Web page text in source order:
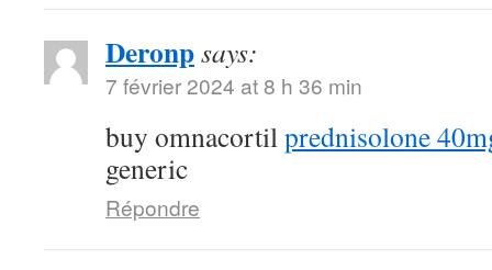
Deronpsays:
7 février 2024 at 8 h 36 min
buy omnacortilprednisolone
generic
Répondre